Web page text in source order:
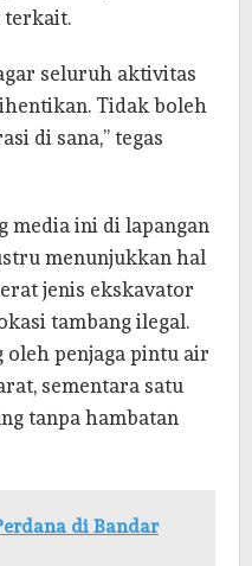
terkait.
seluruh aktivitas
Tidak boleh
di sana,” tegas
media ini di lapangan
menunjukkan hal
jenis ekskavator
tambang ilegal.
oleh penjaga pintu air
sementara satu
tanpa hambatan
di Bandar